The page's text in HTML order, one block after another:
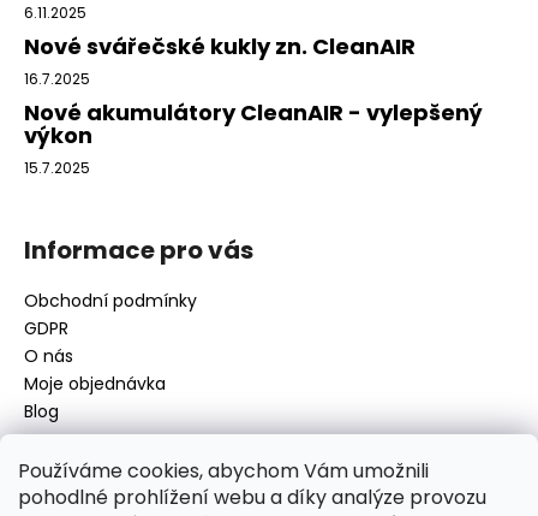
Používáme cookies, abychom Vám umožnili
pohodlné prohlížení webu a díky analýze provozu
6.11.2025
Nové svářečské kukly zn. CleanAIR
16.7.2025
Nové akumulátory CleanAIR - vylepšený
výkon
15.7.2025
Informace pro vás
Obchodní podmínky
GDPR
O nás
Moje objednávka
Blog
Kontakt